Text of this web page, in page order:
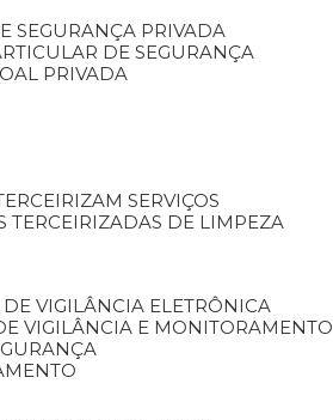
SEGURANÇA PRIVADA
DE SEGURANÇA
PRIVADA
SERVIÇOS
TERCEIRIZADAS DE LIMPEZA
DE VIGILÂNCIA ELETRÔNICA
VIGILÂNCIA E MONITORAMENTO